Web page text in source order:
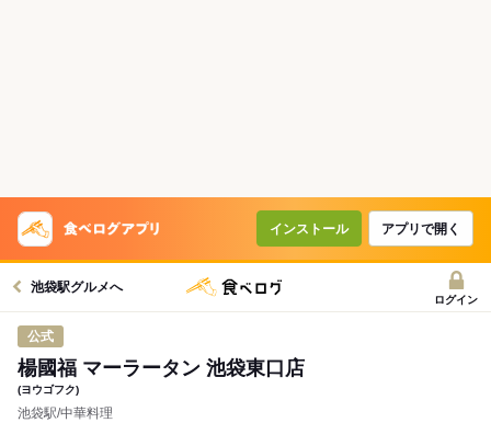
インストール アプリで開く
池袋駅グルメへ
ログイン
公式
楊國福 マーラータン 池袋東口店
(ヨウゴフク)
池袋駅/中華料理